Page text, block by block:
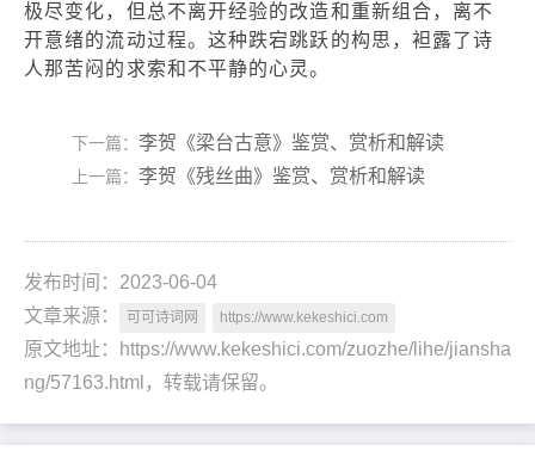
极尽变化，但总不离开经验的改造和重新组合，离不
开意绪的流动过程。这种跌宕跳跃的构思，袒露了诗
人那苦闷的求索和不平静的心灵。
下一篇： 李贺《梁台古意》鉴赏、赏析和解读
上一篇： 李贺《残丝曲》鉴赏、赏析和解读
发布时间：2023-06-04
文章来源：
可可诗词网 https://www.kekeshici.com
原文地址：https://www.kekeshici.com/zuozhe/lihe/jiansha
ng/57163.html，转载请保留。